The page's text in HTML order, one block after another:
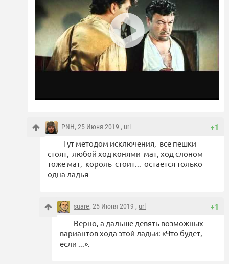
+1
PNH, 25 Июня 2019 , url
Тут методом исключения, все пешки
стоят, любой ход конями мат, ход слоном
тоже мат, король стоит... остается только
одна ладья
+1
suare, 25 Июня 2019 , url
Верно, а дальше девять возможных
вариантов хода этой ладьи: «Что будет,
если ...».